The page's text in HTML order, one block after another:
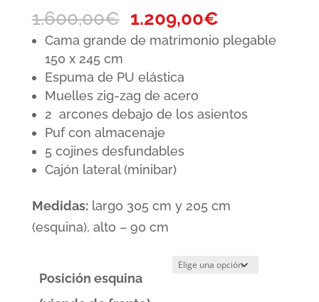
1.600,00€ El
precio
era:
1.600,00€.
1.209,00€El
precio
Cama grande de matrimonio plegable
150 x 245 cm
Espuma de PU elástica
Muelles zig-zag de acero
2 arcones debajo de los asientos
Puf con almacenaje
5 cojines desfundables
Cajón lateral (minibar)
Medidas:largo 305 cm y 205 cm
(esquina), alto – 90 cm
Posición esquina